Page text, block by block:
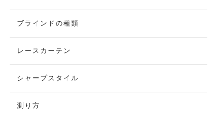
ブラインドの種類
レースカーテン
シャープスタイル
測り方